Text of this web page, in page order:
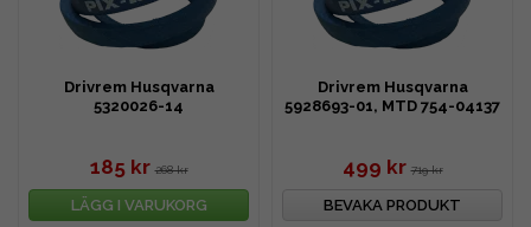
Drivrem Husqvarna
5320026-14
185 kr 268 kr
LÄGG I VARUKORG
Drivrem Husqvarna
5928693-01, MTD 754-04137
499 kr 719 kr
BEVAKA PRODUKT